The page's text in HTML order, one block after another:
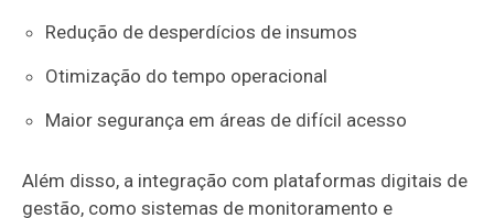
Redução de desperdícios de insumos
Otimização do tempo operacional
Maior segurança em áreas de difícil acesso
Além disso, a integração com plataformas digitais de
gestão, como sistemas de monitoramento e